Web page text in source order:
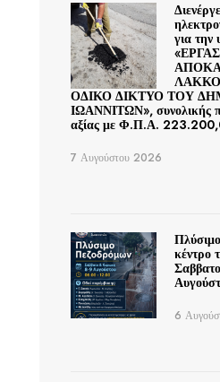
για την
ΟΔΙΚΟ ΔΙΚΤΥΟ ΤΟΥ
ΙΩΑΝΝΙΤΩΝ», συνολικής
αξίας με Φ.Π.Α.
7 Αυγούστου 2026
κέντρο
6